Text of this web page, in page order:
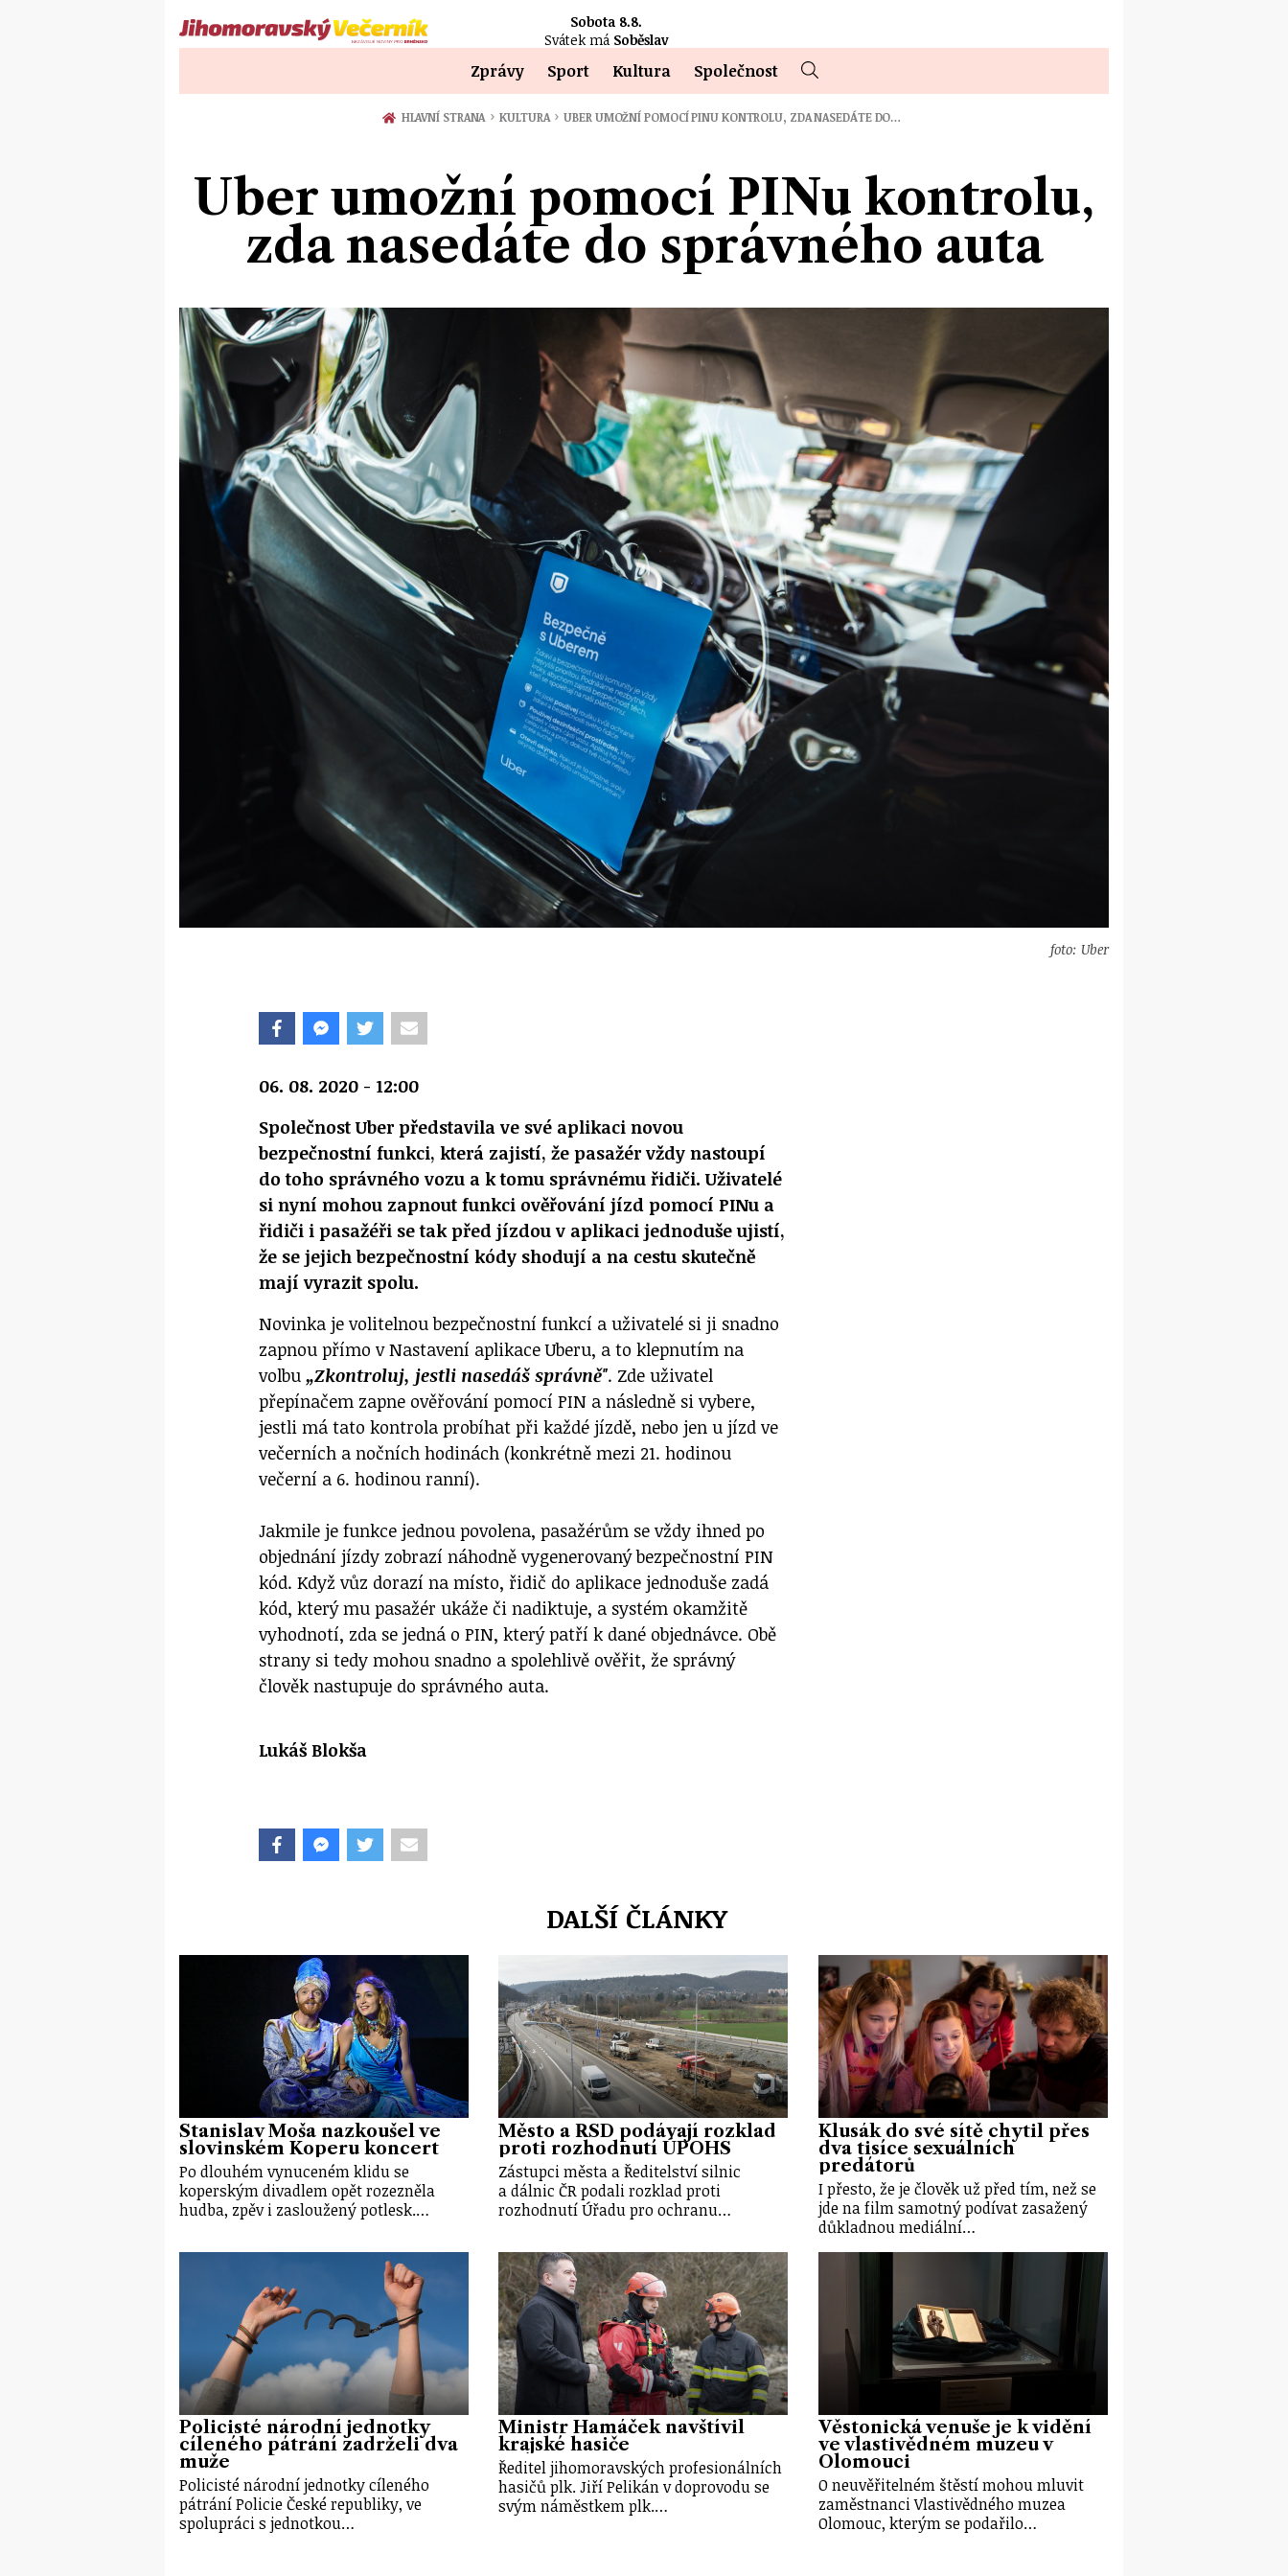
Sobota 8.8.
Svátek má Soběslav
Zprávy Sport Kultura Společnost
HLAVNÍ STRANA › KULTURA › UBER UMOŽNÍ POMOCÍ PINU KONTROLU, ZDA NASEDÁTE DO…
Uber umožní pomocí PINu kontrolu,
zda nasedáte do správného auta
foto: Uber
06. 08. 2020 - 12:00
SpolečnostUber představila ve své aplikacinovou
bezpečnostní funkci, která zajistí, že pasažér vždynastoupí
do toho správného vozu a k tomu správnému řidiči. Uživatelé
si nyní mohou zapnout funkci ověřování jízd pomocí PINu a
řidiči i pasažéři se tak před jízdou v aplikaci jednoduše ujistí,
že se jejich bezpečnostní kódy shodují a na cestu skutečně
mají vyrazit spolu.
Novinka je volitelnou bezpečnostní funkcí a uživatelé si ji snadno
zapnou přímo v Nastavení aplikace Uberu, a to klepnutím na
volbu„Zkontroluj, jestli nasedáš správně". Zde uživatel
přepínačem zapne ověřování pomocí PIN a následně si vybere,
jestli má tato kontrola probíhat při každé jízdě, nebo jen u jízd ve
večerních a nočních hodinách (konkrétně mezi 21. hodinou
večerní a 6. hodinou ranní).
Jakmile je funkce jednou povolena, pasažérům se vždy ihned po
objednání jízdy zobrazí náhodně vygenerovaný bezpečnostní PIN
kód. Když vůz dorazí na místo, řidič do aplikace jednoduše zadá
kód, který mu pasažér ukáže či nadiktuje, a systém okamžitě
vyhodnotí, zda se jedná o PIN, který patří k dané objednávce. Obě
strany si tedy mohou snadno a spolehlivě ověřit, že správný
člověk nastupuje do správného auta.
Lukáš Blokša
DALŠÍ ČLÁNKY
Stanislav Moša nazkoušel ve
slovinském Koperu koncert
Po dlouhém vynuceném klidu se
koperským divadlem opět rozezněla
hudba, zpěv i zasloužený potlesk.…
Město a ŘSD podávají rozklad
proti rozhodnutí ÚPOHS
Zástupci města a Ředitelství silnic
a dálnic ČR podali rozklad proti
rozhodnutí Úřadu pro ochranu…
Klusák do své sítě chytil přes
dva tisíce sexuálních
predátorů
I přesto, že je člověk už před tím, než se
jde na film samotný podívat zasažený
důkladnou mediální…
Policisté národní jednotky
cíleného pátrání zadrželi dva
muže
Policisté národní jednotky cíleného
pátrání Policie České republiky, ve
spolupráci s jednotkou…
Ministr Hamáček navštívil
krajské hasiče
Ředitel jihomoravských profesionálních
hasičů plk. Jiří Pelikán v doprovodu se
svým náměstkem plk.…
Věstonická venuše je k vidění
ve vlastivědném muzeu v
Olomouci
O neuvěřitelném štěstí mohou mluvit
zaměstnanci Vlastivědného muzea
Olomouc, kterým se podařilo…